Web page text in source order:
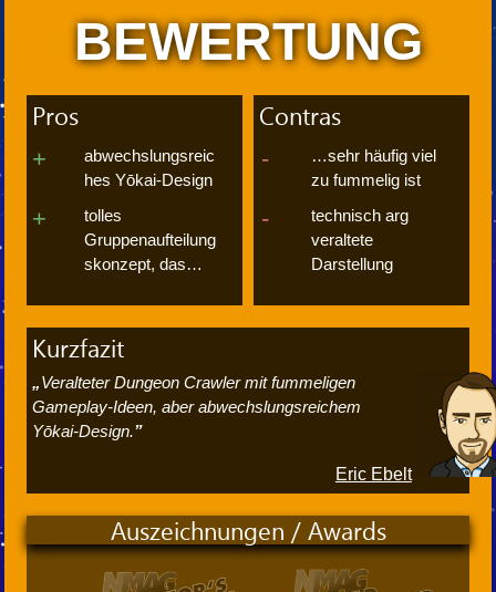
BEWERTUNG
Pros
abwechslungsreic
hes Yōkai-Design
tolles
Gruppenaufteilung
skonzept, das…
Contras
…sehr häufig viel
zu fummelig ist
technisch arg
veraltete
Darstellung
Kurzfazit
Veralteter Dungeon Crawler mit fummeligen
Gameplay-Ideen, aber abwechslungsreichem
Yōkai-Design.
Eric Ebelt
Auszeichnungen / Awards